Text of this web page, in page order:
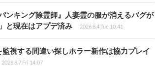
キング除霊師』人妻霊の服が消えるバグが
と現在はアプデ済み
2026.8.4 Tue 10:41
視する間違い探しホラー新作は協力プレイ
2026.8.7 Fri 14:07